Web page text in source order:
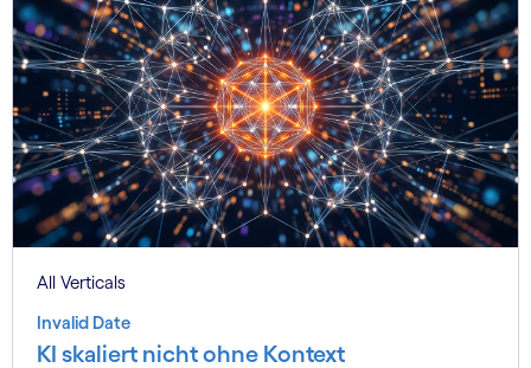
All Verticals
Invalid Date
KI skaliert nicht ohne Kontext